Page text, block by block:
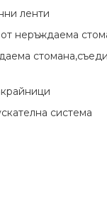
ленти
неръждаема
система